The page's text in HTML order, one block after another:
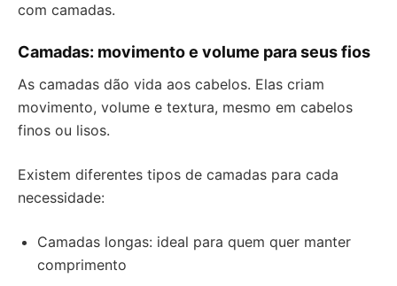
com camadas.
Camadas: movimento e volume para seus fios
As camadas dão vida aos cabelos. Elas criam
movimento, volume e textura, mesmo em cabelos
finos ou lisos.
Existem diferentes tipos de camadas para cada
necessidade:
Camadas longas: ideal para quem quer manter
comprimento